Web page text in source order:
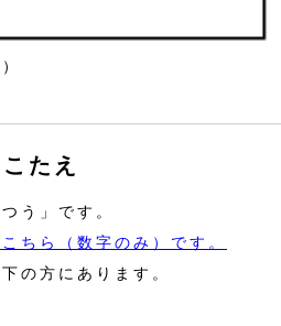
たえ
う」です。
ちら（数字のみ）です。
の方にあります。